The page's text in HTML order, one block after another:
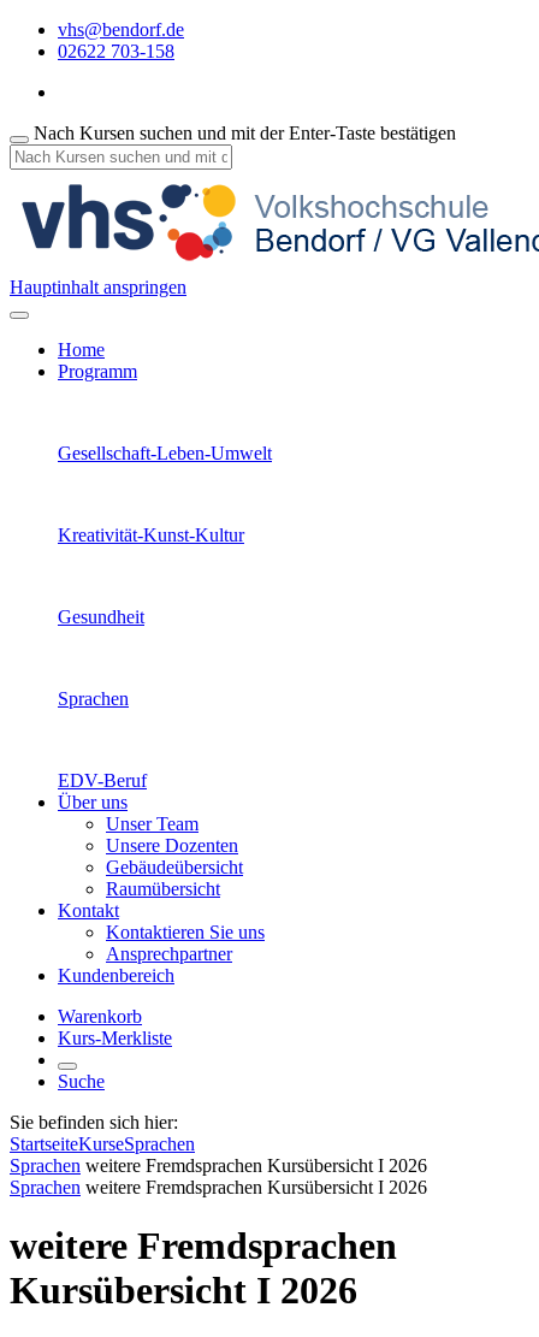
vhs@bendorf.de
02622 703-158
Nach Kursen suchen und mit der Enter-Taste bestätigen
Hauptinhalt anspringen
Home
Programm
Gesellschaft-Leben-Umwelt
Kreativität-Kunst-Kultur
Gesundheit
Sprachen
EDV-Beruf
Über uns
Unser Team
Unsere Dozenten
Gebäudeübersicht
Raumübersicht
Kontakt
Kontaktieren Sie uns
Ansprechpartner
Kundenbereich
Warenkorb
Kurs-Merkliste
Suche
Sie befinden sich hier:
StartseiteKurseSprachen
Sprachen weitere Fremdsprachen Kursübersicht I 2026
Sprachen weitere Fremdsprachen Kursübersicht I 2026
weitere Fremdsprachen
Kursübersicht I 2026